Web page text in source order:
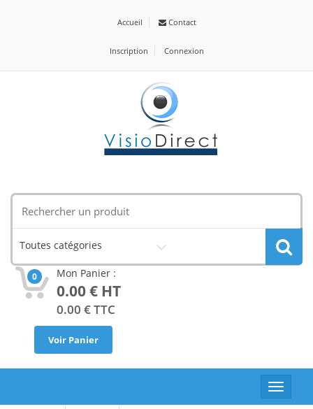
Accueil Contact
Inscription Connexion
Toutes catégories
0 Mon Panier :
0.00€ HT
0.00 € TTC
Voir Panier
Toggle